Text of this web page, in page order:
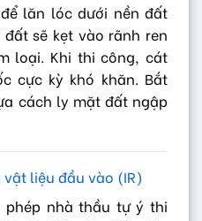
lăn lóc dưới nền đất
sẽ kẹt vào rãnh ren
loại. Khi thi công, cát
cực kỳ khó khăn. Bắt
cách ly mặt đất ngập
liệu đầu vào (IR)
phép nhà thầu tự ý thi